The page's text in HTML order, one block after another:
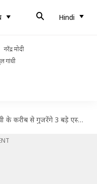
Hindi
नरेंद्र मोदी
गांधी
से गुजरेंगे 3 बड़े एस्ट्रोयड, अलर्ट पर अंतरिक्ष एजेंसियां